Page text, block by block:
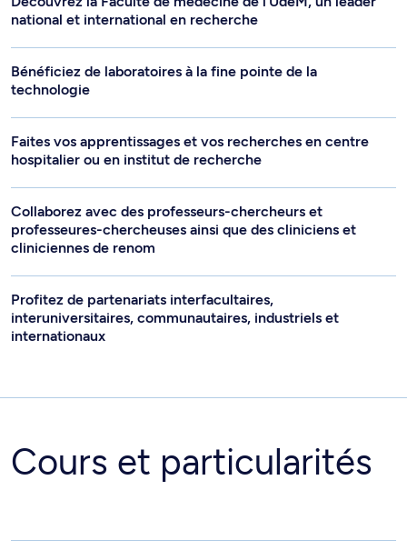
national et international en recherche
Bénéficiez de laboratoires à la fine pointe de la
technologie
Faites vos apprentissages et vos recherches en centre
hospitalier ou en institut de recherche
Collaborez avec des professeurs-chercheurs et
professeures-chercheuses ainsi que des cliniciens et
cliniciennes de renom
Profitez de partenariats interfacultaires,
interuniversitaires, communautaires, industriels et
internationaux
Cours et particularités